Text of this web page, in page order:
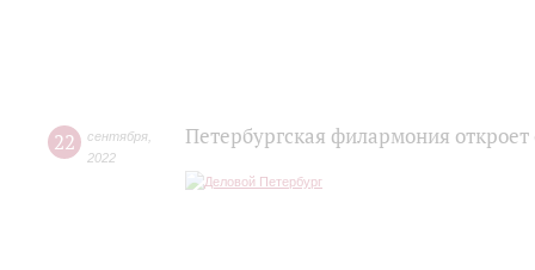
22 сентября
2022
Петербургская филармония